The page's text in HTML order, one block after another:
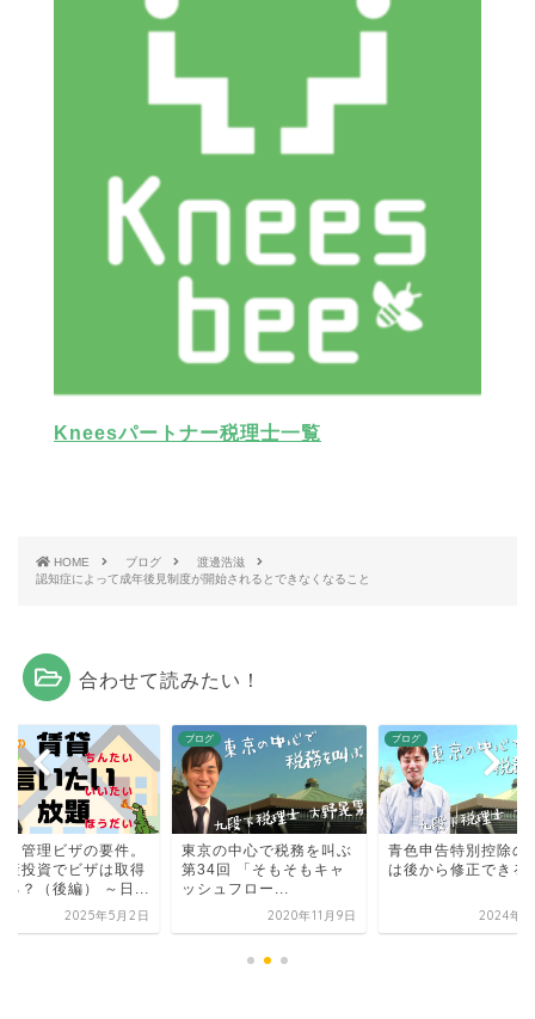
Kneesパートナー税理士一覧
HOME ブログ
渡邊浩滋
認知症によって成年後見制度が開始されるとできなくなること
合わせて読みたい！
・管理ビザの要件。
産投資でビザは取得
る？（後編） ～日...
2025年5月2日
ブログ
東京の中心で税務を叫ぶ
第34回 「そもそもキャ
ッシュフロー...
2020年11月9日
ブログ
青色申告特別控除の
は後から修正できる
2024年4